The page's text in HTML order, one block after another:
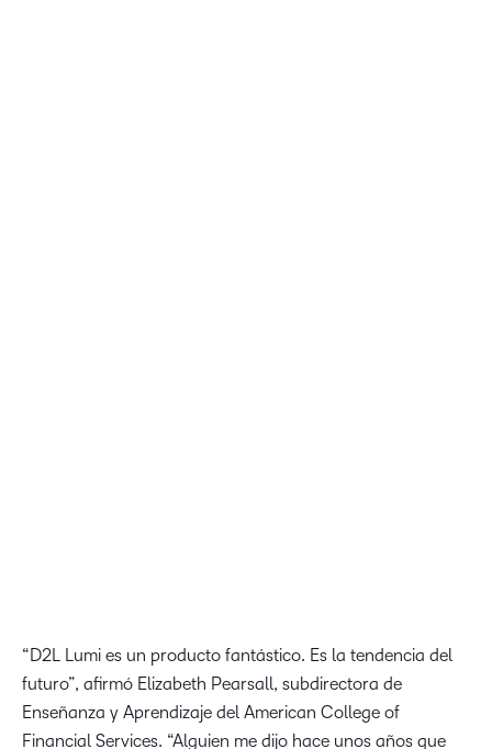
“D2L Lumi es un producto fantástico. Es la tendencia del
futuro”, afirmó Elizabeth Pearsall, subdirectora de
Enseñanza y Aprendizaje del American College of
Financial Services. “Alguien me dijo hace unos años que